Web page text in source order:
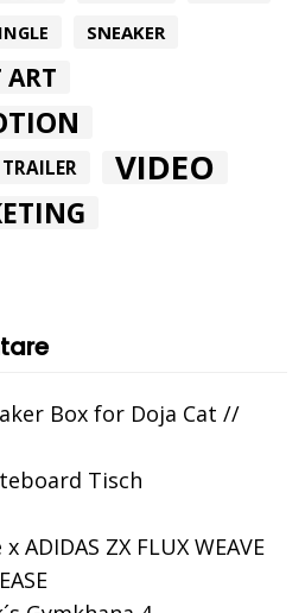
SNEAKER
ART
TRAILER VIDEO
Box for Doja Cat //
Tisch
ADIDAS ZX FLUX WEAVE